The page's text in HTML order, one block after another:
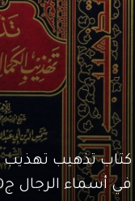
كتاب تذهيب تهذيب